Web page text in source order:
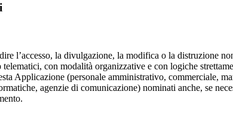
l’accesso, la divulgazione, la modifica o la distruzione
con modalità organizzative e con logiche
Applicazione (personale amministrativo, commerciale,
agenzie di comunicazione) nominati anche, se